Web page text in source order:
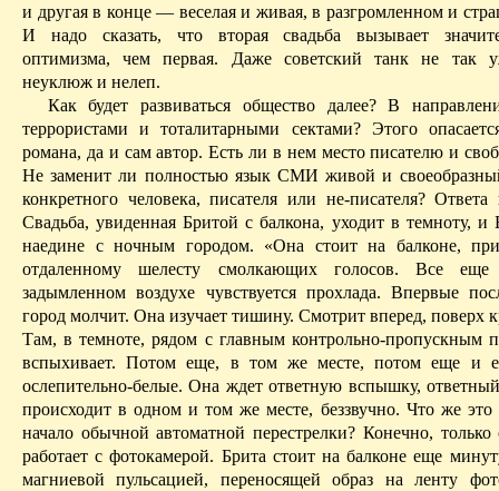
и другая в конце — веселая и живая, в разгромленном и
И надо сказать, что вторая свадьба вызывает
оптимизма, чем первая. Даже советский танк не так
неуклюж и нелеп.
Как будет развиваться общество далее? В
террористами и тоталитарными сектами? Этого
романа, да и сам автор. Есть ли в нем место писателю и
Не заменит ли полностью язык СМИ живой и
конкретного человека, писателя или не-писателя? Ответа
Свадьба, увиденная Бритой с балкона, уходит в темноту, и
наедине с ночным городом. «Она стоит на балконе,
отдаленному шелесту смолкающих голосов. Все
задымленном воздухе чувствуется прохлада. Впервые
город молчит. Она изучает тишину. Смотрит вперед, поверх
Там, в темноте, рядом с главным контрольно-пропускным
вспыхивает. Потом еще, в том же месте, потом еще и
ослепительно-белые. Она ждет ответную вспышку,
происходит в одном и том же месте, беззвучно. Что же это
начало обычной автоматной перестрелки? Конечно,
работает с фотокамерой. Брита стоит на балконе еще
магниевой пульсацией, переносящей образ на ленту